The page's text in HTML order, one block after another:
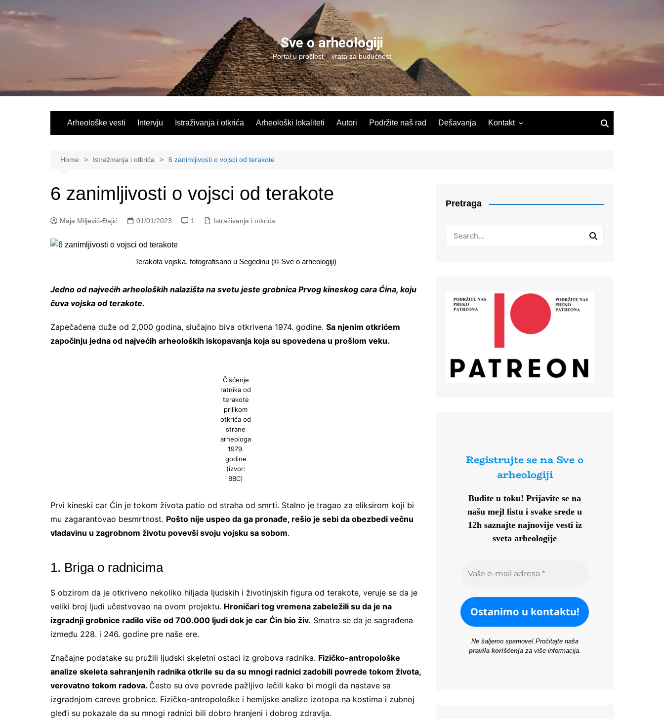
Sve o arheologiji
Portal u prošlost – vrata za budućnost
Arheološke vesti Intervju Istraživanja i otkrića Arheološki lokaliteti Autori Podržite naš rad Dešavanja Kontakt
Home Istraživanja i otkrića 6 zanimljivosti o vojsci od terakote
6 zanimljivosti o vojsci od terakote
Maja Miljević-Đajić 01/01/2023 1 Istraživanja i otkrića
Terakota vojska, fotografisano u Segedinu (© Sve o arheologiji)
Jedno od najvećih arheoloških nalazišta na svetu jeste grobnica Prvog kineskog cara Ćina, koju
čuva vojska od terakote.
Zapečaćena duže od 2,000 godina, slučajno biva otkrivena 1974. godine. Sa njenim otkrićem
započinju jedna od najvećih arheoloških iskopavanja koja su spovedena u prošlom veku.
Čišćenje
ratnika od
terakote
prilikom
otkrića od
strane
arheologa
1979.
godine
(izvor:
BBC)
Prvi kineski car Ćin je tokom života patio od straha od smrti. Stalno je tragao za eliksirom koji bi
mu zagarantovao besmrtnost. Pošto nije uspeo da ga pronađe, rešio je sebi da obezbedi večnu
vladavinu u zagrobnom životu povevši svoju vojsku sa sobom.
1. Briga o radnicima
S obzirom da je otkriveno nekoliko hiljada ljudskih i životinjskih figura od terakote, veruje se da je
veliki broj ljudi učestvovao na ovom projektu. Hroničari tog vremena zabeležili su da je na
izgradnji grobnice radilo više od 700.000 ljudi dok je car Ćin bio živ. Smatra se da je sagrađena
između 228. i 246. godine pre naše ere.
Značajne podatake su pružili ljudski skeletni ostaci iz grobova radnika. Fizičko-antropološke
analize skeleta sahranjenih radnika otkrile su da su mnogi radnici zadobili povrede tokom života,
verovatno tokom radova. Često su ove povrede pažljivo lečili kako bi mogli da nastave sa
izgradnjom careve grobnice. Fizičko-antropološke i hemijske analize izotopa na kostima i zubnoj
gleđi su pokazale da su mnogi radnici bili dobro hranjeni i dobrog zdravlja.
Pretraga
Registrujte se na Sve o
arheologiji
Budite u toku! Prijavite se na
našu mejl listu i svake srede u
12h saznajte najnovije vesti iz
sveta arheologije
Ne šaljemo spamove! Pročitajte naša
pravila korišćenjaza više informacija.